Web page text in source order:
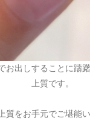
お出しすることに躊
上質です。
質をお手元でご堪能